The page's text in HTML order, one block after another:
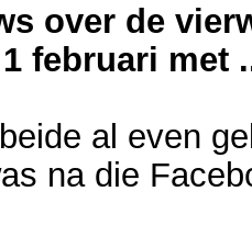
over de
februari met
al even
na die